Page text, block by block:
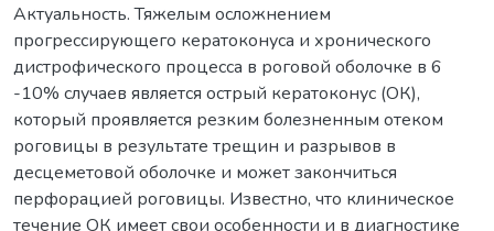
Актуальность. Тяжелым осложнением
прогрессирующего кератоконуса и хронического
дистрофического процесса в роговой оболочке в 6
-10% случаев является острый кератоконус (ОК),
который проявляется резким болезненным отеком
роговицы в результате трещин и разрывов в
десцеметовой оболочке и может закончиться
перфорацией роговицы. Известно, что клиническое
течение ОК имеет свои особенности и в диагностике